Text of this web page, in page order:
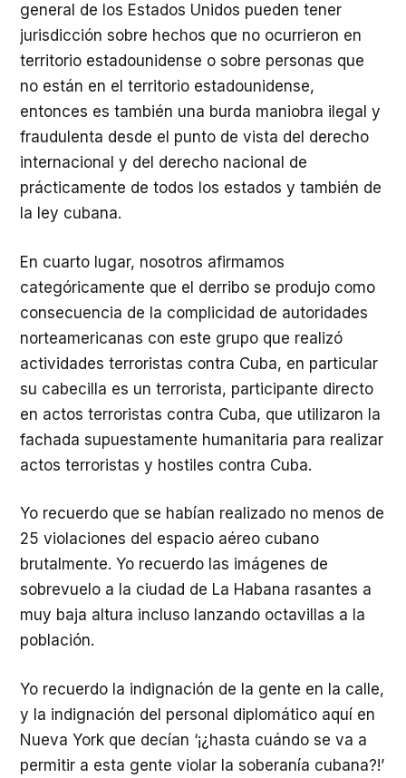
general de los Estados Unidos pueden tener
jurisdicción sobre hechos que no ocurrieron en
territorio estadounidense o sobre personas que
no están en el territorio estadounidense,
entonces es también una burda maniobra ilegal y
fraudulenta desde el punto de vista del derecho
internacional y del derecho nacional de
prácticamente de todos los estados y también de
la ley cubana.
En cuarto lugar, nosotros afirmamos
categóricamente que el derribo se produjo como
consecuencia de la complicidad de autoridades
norteamericanas con este grupo que realizó
actividades terroristas contra Cuba, en particular
su cabecilla es un terrorista, participante directo
en actos terroristas contra Cuba, que utilizaron la
fachada supuestamente humanitaria para realizar
actos terroristas y hostiles contra Cuba.
Yo recuerdo que se habían realizado no menos de
25 violaciones del espacio aéreo cubano
brutalmente. Yo recuerdo las imágenes de
sobrevuelo a la ciudad de La Habana rasantes a
muy baja altura incluso lanzando octavillas a la
población.
Yo recuerdo la indignación de la gente en la calle,
y la indignación del personal diplomático aquí en
Nueva York que decían ‘¡¿hasta cuándo se va a
permitir a esta gente violar la soberanía cubana?!’